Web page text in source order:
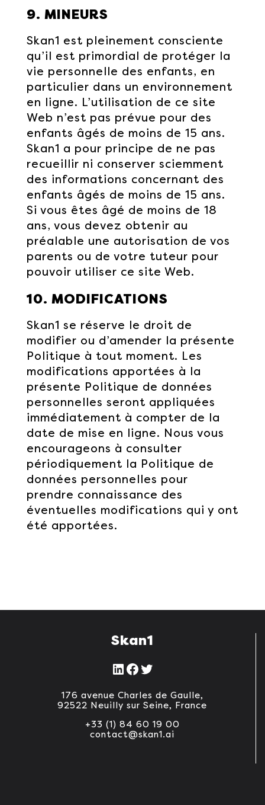
9. MINEURS
Skan1 est pleinement consciente
qu’il est primordial de protéger la
vie personnelle des enfants, en
particulier dans un environnement
en ligne. L’utilisation de ce site
Web n’est pas prévue pour des
enfants âgés de moins de 15 ans.
Skan1 a pour principe de ne pas
recueillir ni conserver sciemment
des informations concernant des
enfants âgés de moins de 15 ans.
Si vous êtes âgé de moins de 18
ans, vous devez obtenir au
préalable une autorisation de vos
parents ou de votre tuteur pour
pouvoir utiliser ce site Web.
10. MODIFICATIONS
Skan1 se réserve le droit de
modifier ou d’amender la présente
Politique à tout moment. Les
modifications apportées à la
présente Politique de données
personnelles seront appliquées
immédiatement à compter de la
date de mise en ligne. Nous vous
encourageons à consulter
périodiquement la Politique de
données personnelles pour
prendre connaissance des
éventuelles modifications qui y ont
été apportées.
Skan1
LinkedIn Facebook Twitter
176 avenue Charles de Gaulle,
92522 Neuilly sur Seine, France
+33 (1) 84 60 19 00
contact@skan1.ai